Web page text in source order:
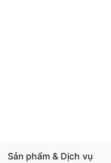
Sản phẩm & Dịch vụ